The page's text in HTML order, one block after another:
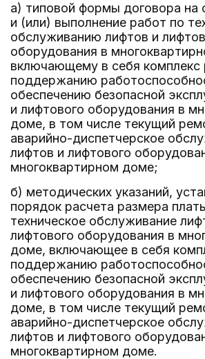
а) типовой формы договора на
и (или) выполнение работ по
обслуживанию лифтов и
оборудования в
включающему в себя комплекс
поддержанию
обеспечению безопасной
и лифтового оборудования в
доме, в том числе текущий
аварийно-диспетчерское
лифтов и лифтового
многоквартирном доме;
б) методических указаний,
порядок расчета размера
техническое обслуживание
лифтового оборудования в
доме, включающее в себя
поддержанию
обеспечению безопасной
и лифтового оборудования в
доме, в том числе текущий
аварийно-диспетчерское
лифтов и лифтового
многоквартирном доме.